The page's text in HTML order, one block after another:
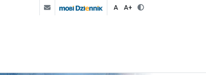
A A+